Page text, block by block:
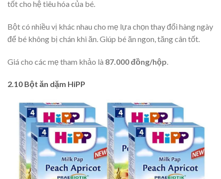
tốt cho hệ tiêu hóa của bé.
Bột có nhiều vị khác nhau cho mẹ lựa chọn thay đổi hàng ngày
để bé không bị chán khi ăn. Giúp bé ăn ngon, tăng cân tốt.
Giá cho các mẹ tham khảo là 87.000 đồng/hộp
2.10 Bột ăn dặm HiPP